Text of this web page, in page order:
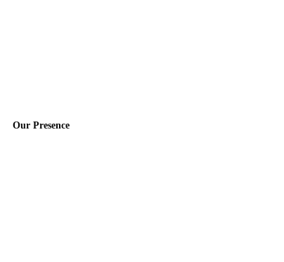
Our Presence